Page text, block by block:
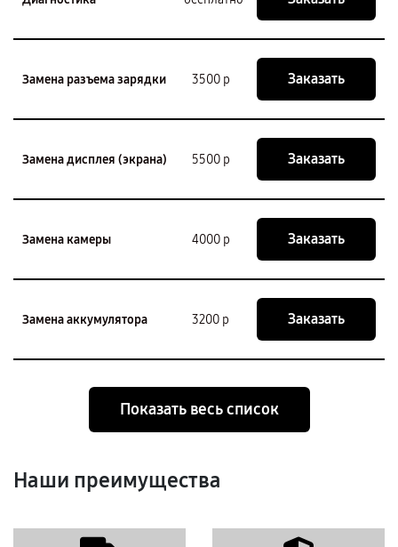
Замена разъема зарядки 3500 р Заказать
Замена дисплея (экрана) 5500 р Заказать
Замена камеры 4000 р Заказать
Замена аккумулятора 3200 р Заказать
Показать весь список
Наши преимущества